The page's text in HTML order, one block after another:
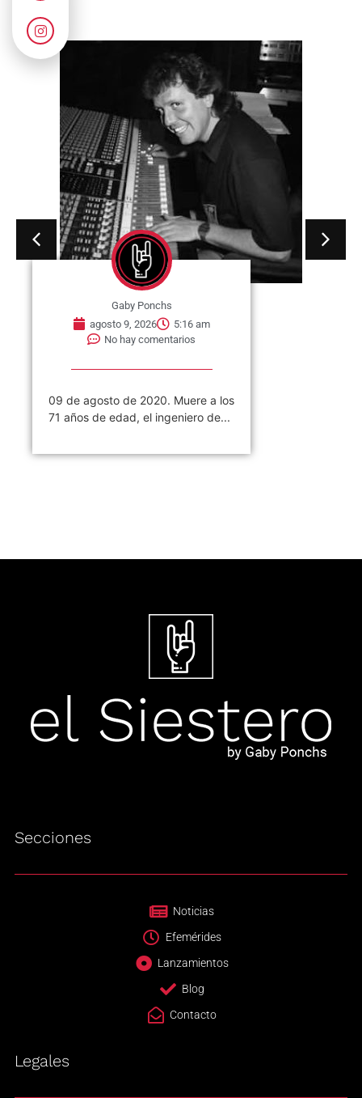
Gaby Ponchs
agosto 9, 2026
5:16 am
No hay comentarios
09 de agosto de 2020. Muere a los
71 años de edad, el ingeniero de...
Secciones
Noticias
Efemérides
Lanzamientos
Blog
Contacto
Legales